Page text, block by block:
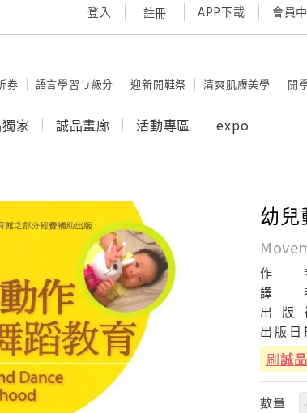
登入 註冊 APP下載 會員
券 語言學習ㄅ級分 迎新開鞋祭 清爽肌膚美學 開
家 誠品畫廊 活動專區 expo
幼
作
譯
出
版
出 版 日
刷誠
數量